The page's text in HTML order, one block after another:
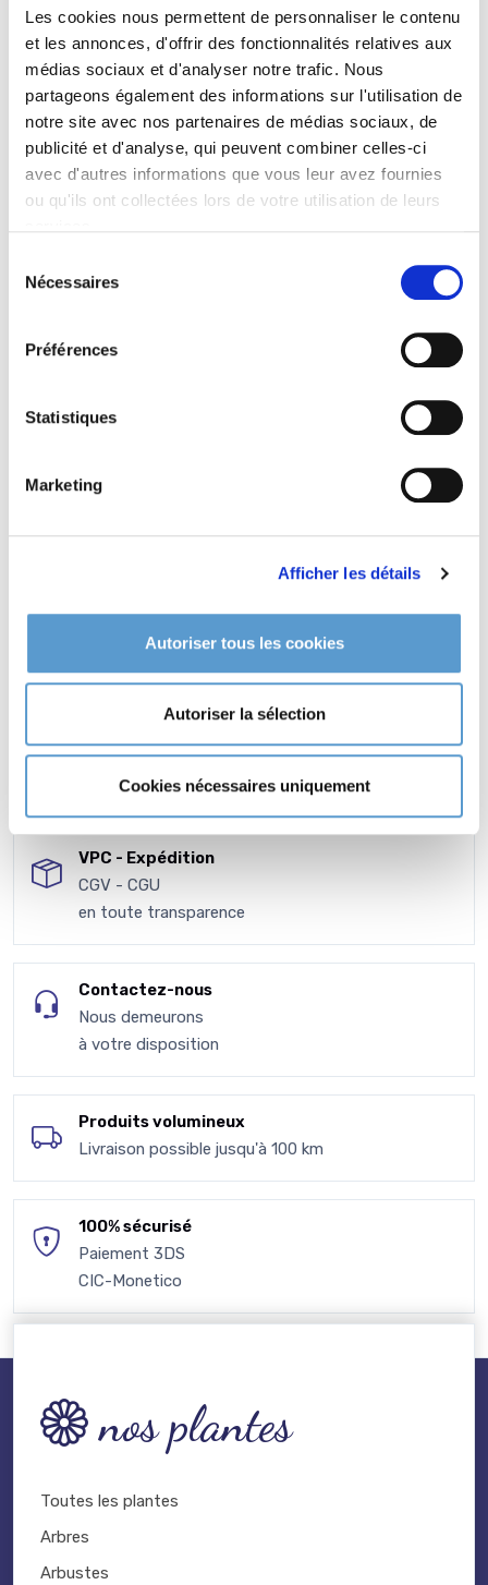
Les cookies nous permettent de personnaliser le contenu
et les annonces, d'offrir des fonctionnalités relatives aux
médias sociaux et d'analyser notre trafic. Nous
partageons également des informations sur l'utilisation de
notre site avec nos partenaires de médias sociaux, de
publicité et d'analyse, qui peuvent combiner celles-ci
avec d'autres informations que vous leur avez fournies
ou qu'ils ont collectées lors de votre utilisation de leurs
Nécessaires
Préférences
Statistiques
Marketing
Afficher les détails
Autoriser tous les cookies
Autoriser la sélection
Cookies nécessaires uniquement
Forme rapidement des touffes très épaisses. Très longue
floraison rose fuchsia, de plus en plus abondante chaque
année.
Entretien de ALSTROEMERIA 'Arthur'
Sol sain et bien drainé en hiver. Massif.
Type de sol de
tout type de sol drainé.
VPC - Expédition
CGV - CGU
en toute transparence
Contactez-nous
Nous demeurons
à votre disposition
Produits volumineux
Livraison possible jusqu'à 100 km
100% sécurisé
Paiement 3DS
CIC-Monetico
nos plantes
Toutes les plantes
Arbres
Arbustes